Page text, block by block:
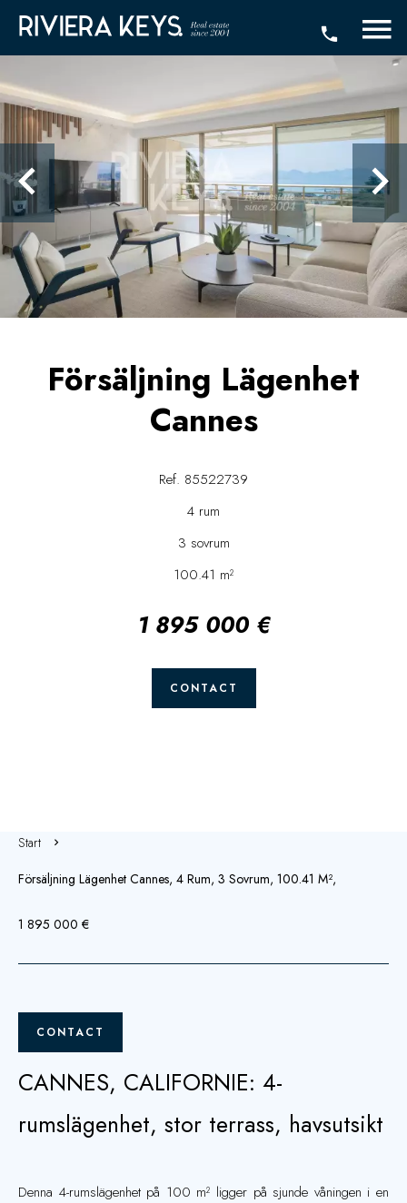
Försäljning Lägenhet
Cannes
Ref. 85522739
4 rum
3 sovrum
100.41 m²
1 895 000 €
CONTACT
Start
Försäljning Lägenhet Cannes, 4 Rum, 3 Sovrum, 100.41 M²,
1 895 000 €
CONTACT
CANNES, CALIFORNIE: 4-
rumslägenhet, stor terrass, havsutsikt
Denna 4-rumslägenhet på 100 m² ligger på sjunde våningen i en